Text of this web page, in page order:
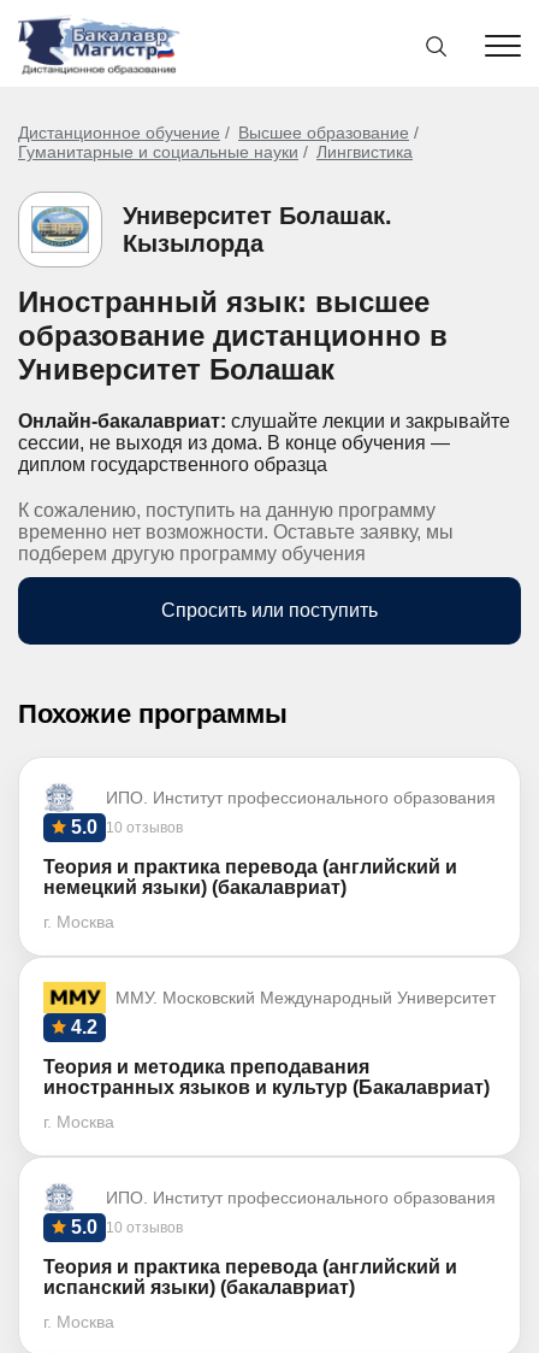
Дистанционное обучение
Высшее образование
Гуманитарные и социальные науки
Лингвистика
Университет Болашак.
Кызылорда
Иностранный язык: высшее
образование дистанционно в
Университет Болашак
Онлайн-бакалавриат: слушайте лекции и закрывайте
сессии, не выходя из дома. В конце обучения —
диплом государственного образца
К сожалению, поступить на данную программу
временно нет возможности. Оставьте заявку, мы
подберем другую программу обучения
Спросить или поступить
Похожие программы
ИПО. Институт профессионального образования
10 отзывов
5.0
Теория и практика перевода (английский и
немецкий языки) (бакалавриат)
г. Москва
ММУ. Московский Международный Университет
4.2
Теория и методика преподавания
иностранных языков и культур (Бакалавриат)
г. Москва
ИПО. Институт профессионального образования
10 отзывов
5.0
Теория и практика перевода (английский и
испанский языки) (бакалавриат)
г. Москва